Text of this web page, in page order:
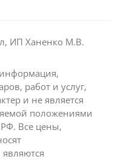
ИП Ханенко М.В.
информация,
работ и услуг,
и не является
положениями
РФ. Все цены,